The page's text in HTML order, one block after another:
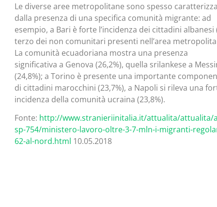
Le diverse aree metropolitane sono spesso
dalla presenza di una specifica comunità migrante: ad
esempio, a Bari è forte l’incidenza dei cittadini albanesi
terzo dei non comunitari presenti nell’area
La comunità ecuadoriana mostra una presenza
significativa a Genova (26,2%), quella srilankese a
(24,8%); a Torino è presente una importante
di cittadini marocchini (23,7%), a Napoli si rileva una
incidenza della comunità ucraina (23,8%).
Fonte: http://www.stranieriinitalia.it/attualita/attualita/
sp-754/ministero-lavoro-oltre-3-7-mln-i-migranti-
62-al-nord.html 10.05.2018